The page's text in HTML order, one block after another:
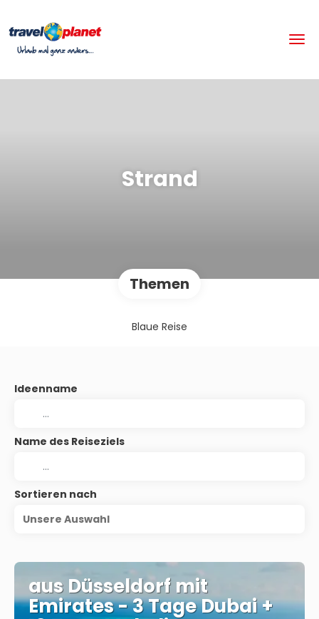
Strand
Themen
Blaue Reise
Ideenname
Name des Reiseziels
Sortieren nach
Unsere Auswahl
aus Düsseldorf mit
Emirates - 3 Tage Dubai +